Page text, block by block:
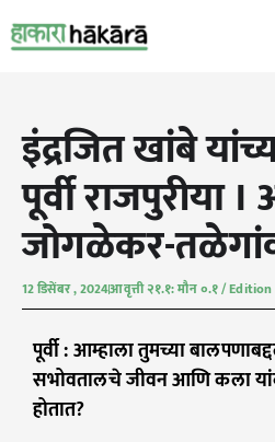
इंद्रजित खांबे
पूर्वी राजपुरीया
जोगळेकर-
12 डिसेंबर , 2024आवृत्ती २१.१: मौन ०.१ / Edition
पूर्वी : आम्हाला तुमच्या
सभोवतालचे जीवन आणि कला
होतात?